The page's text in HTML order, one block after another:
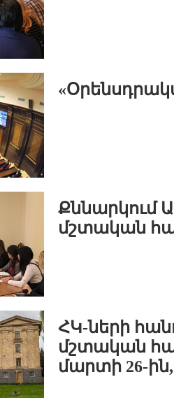
Քննարկում
մշտական
ՀԿ-ների
մշտական
մարտի 26-ին,